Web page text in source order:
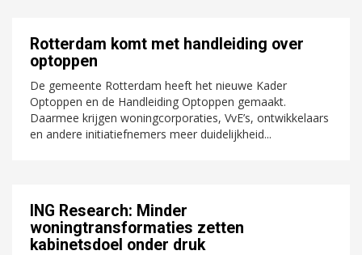
Rotterdam komt met handleiding over
optoppen
De gemeente Rotterdam heeft het nieuwe Kader
Optoppen en de Handleiding Optoppen gemaakt.
Daarmee krijgen woningcorporaties, VvE’s, ontwikkelaars
en andere initiatiefnemers meer duidelijkheid...
ING Research: Minder
woningtransformaties zetten
kabinetsdoel onder druk